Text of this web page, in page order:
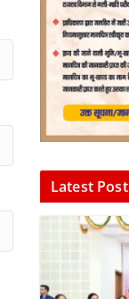
Latest Post